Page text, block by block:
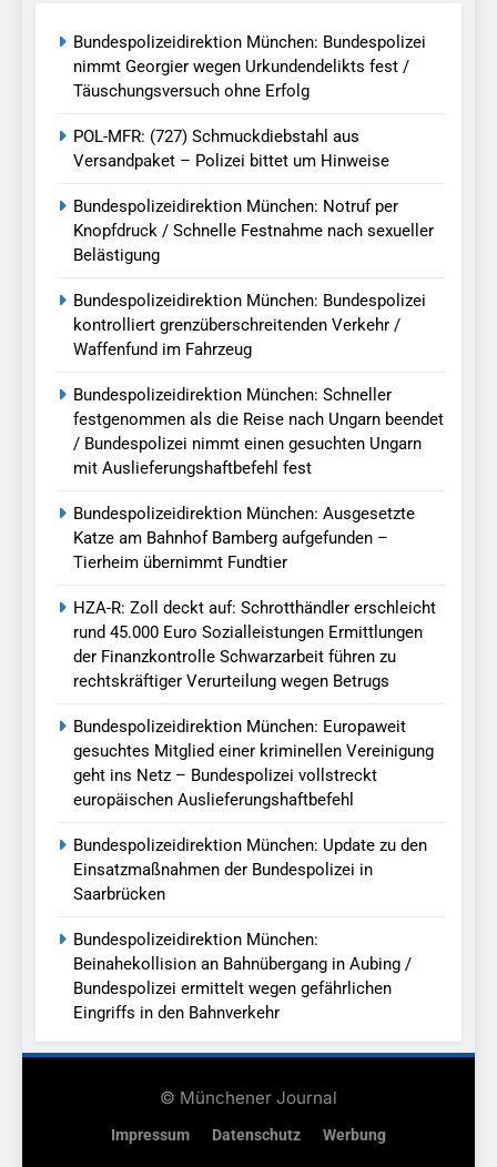
Bundespolizeidirektion München: Bundespolizei
nimmt Georgier wegen Urkundendelikts fest /
Täuschungsversuch ohne Erfolg
POL-MFR: (727) Schmuckdiebstahl aus
Versandpaket – Polizei bittet um Hinweise
Bundespolizeidirektion München: Notruf per
Knopfdruck / Schnelle Festnahme nach sexueller
Belästigung
Bundespolizeidirektion München: Bundespolizei
kontrolliert grenzüberschreitenden Verkehr /
Waffenfund im Fahrzeug
Bundespolizeidirektion München: Schneller
festgenommen als die Reise nach Ungarn beendet
/ Bundespolizei nimmt einen gesuchten Ungarn
mit Auslieferungshaftbefehl fest
Bundespolizeidirektion München: Ausgesetzte
Katze am Bahnhof Bamberg aufgefunden –
Tierheim übernimmt Fundtier
HZA-R: Zoll deckt auf: Schrotthändler erschleicht
rund 45.000 Euro Sozialleistungen Ermittlungen
der Finanzkontrolle Schwarzarbeit führen zu
rechtskräftiger Verurteilung wegen Betrugs
Bundespolizeidirektion München: Europaweit
gesuchtes Mitglied einer kriminellen Vereinigung
geht ins Netz – Bundespolizei vollstreckt
europäischen Auslieferungshaftbefehl
Bundespolizeidirektion München: Update zu den
Einsatzmaßnahmen der Bundespolizei in
Saarbrücken
Bundespolizeidirektion München:
Beinahekollision an Bahnübergang in Aubing /
Bundespolizei ermittelt wegen gefährlichen
Eingriffs in den Bahnverkehr
© Münchener Journal
Impressum Datenschutz Werbung